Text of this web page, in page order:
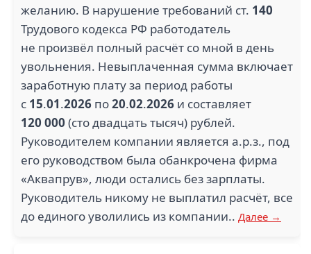
желанию. В нарушение требований ст. 140
Трудового кодекса РФ работодатель
не произвёл полный расчёт со мной в день
увольнения. Невыплаченная сумма включает
заработную плату за период работы
с 15.01.2026 по20.02.2026 и составляет
120 000 (сто двадцать тысяч) рублей.
Руководителем компании является а.р.з., под
его руководством была обанкрочена фирма
«Аквапрув», люди остались без зарплаты.
Руководитель никому не выплатил расчёт, все
до единого уволились из компании.. Далее →